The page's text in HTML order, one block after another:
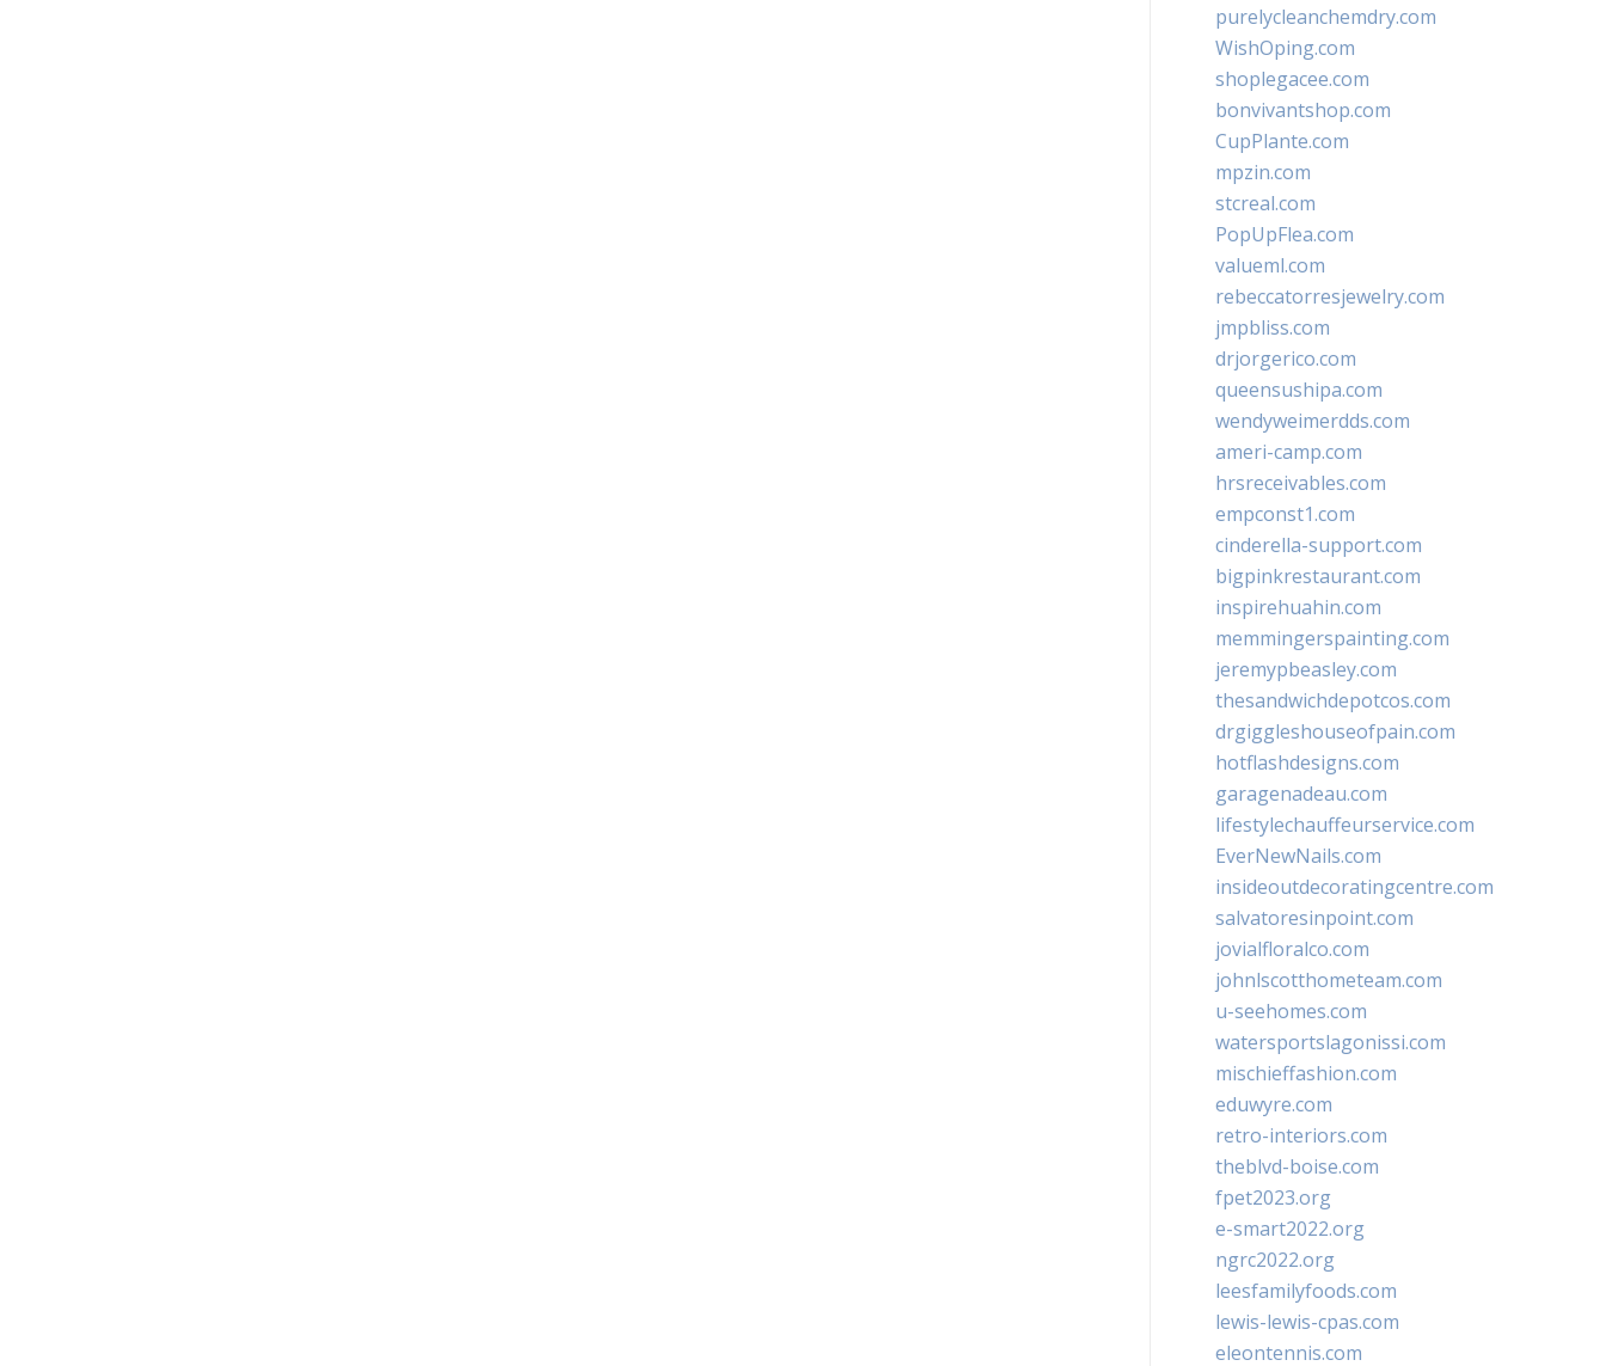
purelycleanchemdry.com
WishOping.com
shoplegacee.com
bonvivantshop.com
CupPlante.com
mpzin.com
stcreal.com
PopUpFlea.com
valueml.com
rebeccatorresjewelry.com
jmpbliss.com
drjorgerico.com
queensushipa.com
wendyweimerdds.com
ameri-camp.com
hrsreceivables.com
empconst1.com
cinderella-support.com
bigpinkrestaurant.com
inspirehuahin.com
memmingerspainting.com
jeremypbeasley.com
thesandwichdepotcos.com
drgiggleshouseofpain.com
hotflashdesigns.com
garagenadeau.com
lifestylechauffeurservice.com
EverNewNails.com
insideoutdecoratingcentre.com
salvatoresinpoint.com
jovialfloralco.com
johnlscotthometeam.com
u-seehomes.com
watersportslagonissi.com
mischieffashion.com
eduwyre.com
retro-interiors.com
theblvd-boise.com
fpet2023.org
e-smart2022.org
ngrc2022.org
leesfamilyfoods.com
lewis-lewis-cpas.com
eleontennis.com